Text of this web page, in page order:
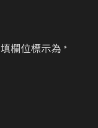
欄位標示為 *